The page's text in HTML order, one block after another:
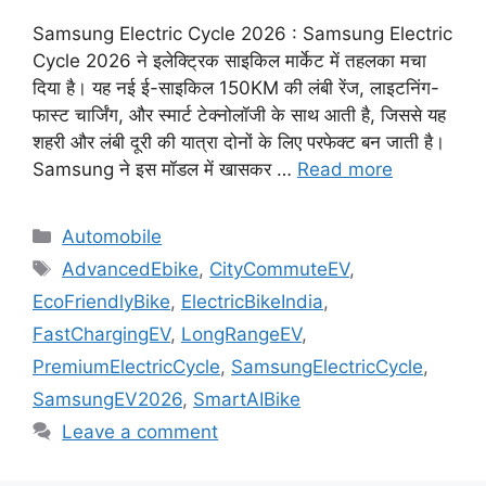
Samsung Electric Cycle 2026 : Samsung Electric
Cycle 2026 ने इलेक्ट्रिक साइकिल मार्केट में तहलका मचा
दिया है। यह नई ई-साइकिल 150KM की लंबी रेंज, लाइटनिंग-
फास्ट चार्जिंग, और स्मार्ट टेक्नोलॉजी के साथ आती है, जिससे यह
शहरी और लंबी दूरी की यात्रा दोनों के लिए परफेक्ट बन जाती है।
Samsung ने इस मॉडल में खासकर … Read more
Categories
Automobile
Tags
AdvancedEbike, CityCommuteEV,
EcoFriendlyBike, ElectricBikeIndia,
FastChargingEV, LongRangeEV,
PremiumElectricCycle, SamsungElectricCycle,
SamsungEV2026, SmartAIBike
Leave a comment